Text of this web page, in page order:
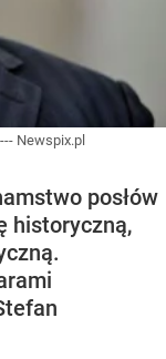
Newspix.pl
posłów
historyczną,